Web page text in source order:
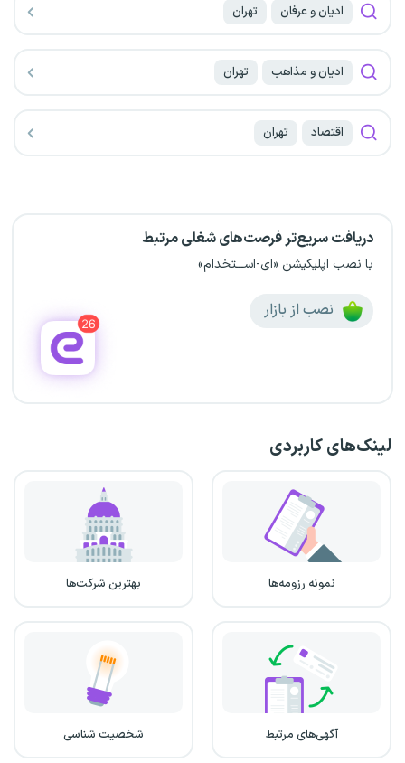
ادیان و عرفان تهران
ادیان و مذاهب تهران
اقتصاد تهران
دریافت سریع‌تر فرصت‌های شغلی مرتبط
با نصب اپلیکیشن «ای-اســـتخدام»
نصب از بازار
لینک‌های کاربردی
نمونه رزومه‌ها بهترین شرکت‌ها
آگهی‌های مرتبط شخصیت شناسی